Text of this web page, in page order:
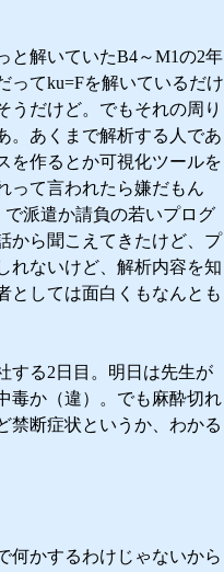
と解いていたB4～M1の2年
ってku=Fを解いているだけ
うだけど。でもそれの周り
。あくまで解析する人であ
を作るとか可視化ツールを
って言われたら嫌だもん
派遣か請負の若いプログ
から聞こえてきたけど、プ
れないけど、解析内容を知
としては面白くもなんとも
する2日目。明日は先生が
毒か（違）。でも麻酔切れ
禁断症状というか、わかる
何かするわけじゃないから